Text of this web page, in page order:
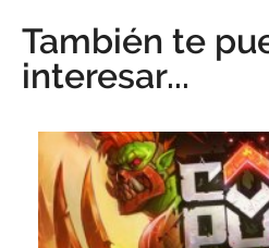
También te
interesar...